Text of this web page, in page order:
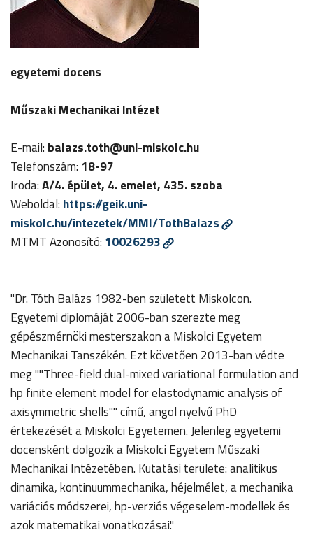
egyetemi docens
Műszaki Mechanikai Intézet
E-mail: balazs.toth@uni-miskolc.hu
Telefonszám: 18-97
Iroda:A/4. épület, 4. emelet, 435. szoba
Weboldal: https://geik.uni-
miskolc.hu/intezetek/MMI/TothBalazs
MTMT Azonosító: 10026293
"Dr. Tóth Balázs 1982-ben született Miskolcon.
Egyetemi diplomáját 2006-ban szerezte meg
gépészmérnöki mesterszakon a Miskolci Egyetem
Mechanikai Tanszékén. Ezt követően 2013-ban védte
meg ""Three-field dual-mixed variational formulation and
hp finite element model for elastodynamic analysis of
axisymmetric shells"" című, angol nyelvű PhD
értekezését a Miskolci Egyetemen. Jelenleg egyetemi
docensként dolgozik a Miskolci Egyetem Műszaki
Mechanikai Intézetében. Kutatási területe: analitikus
dinamika, kontinuummechanika, héjelmélet, a mechanika
variációs módszerei, hp-verziós végeselem-modellek és
azok matematikai vonatkozásai."